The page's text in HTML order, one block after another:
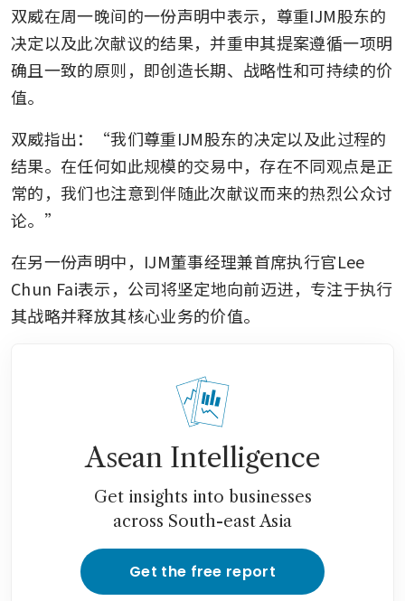
双威在周一晚间的一份声明中表示，尊重IJM股东的
决定以及此次献议的结果，并重申其提案遵循一项明
确且一致的原则，即创造长期、战略性和可持续的价
值。
双威指出：“我们尊重IJM股东的决定以及此过程的
结果。在任何如此规模的交易中，存在不同观点是正
常的，我们也注意到伴随此次献议而来的热烈公众讨
论。”
在另一份声明中，IJM董事经理兼首席执行官Lee
Chun Fai表示，公司将坚定地向前迈进，专注于执行
其战略并释放其核心业务的价值。
Asean Intelligence
Get insights into businesses
across South-east Asia
Get the free report